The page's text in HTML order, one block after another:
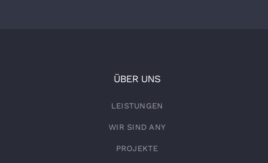
ÜBER UNS
LEISTUNGEN
WIR SIND ANY
PROJEKTE